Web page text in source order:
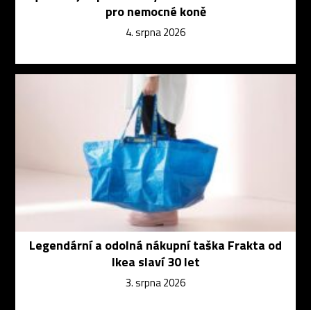
pro nemocné koně
4. srpna 2026
Legendární a odolná nákupní taška Frakta od
Ikea slaví 30 let
3. srpna 2026